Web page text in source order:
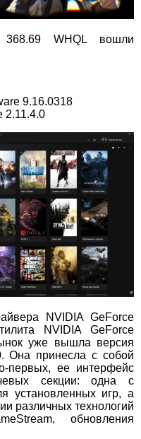
WHQL вошли
9.16.0318
2.11.4.0
NVIDIA GeForce
NVIDIA GeForce
уже вышла версия
Она принесла с собой
первых, ее интерфейс
секции: одна с
установленных игр, а
различных технологий
обновления